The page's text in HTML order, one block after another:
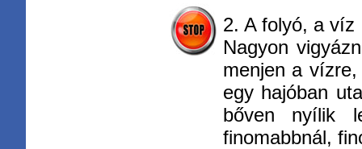
2. A folyó, a víz
Nagyon
menjen a
egy hajóban
bőven nyílik
finomabbnál,